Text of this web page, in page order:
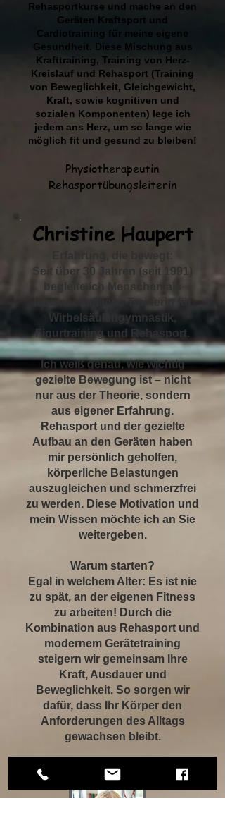
Rehasportkurse und mache an den
Geräten Kraftsport und
Cardiotraining für meine eigene
Gesundheit. Diese Mischung aus
Krafttraining, Training von Herz-
Kreislauf und Rehasport (Training
von Beweglichkeit, Gleichgewicht,
Kraft, sowie kognitiven und
sozialen Komponenten) lege ich
jedem ans Herz, um so lange wie
möglich fit und gesund zu bleiben!
Physiotherapeutin
Rehasportübungsleiterin
Christine Haupert
Erfahrung, die bewegt:
Seit über 30 Jahren (seit 1991)
begleite ich Menschen als
leidenschaftliche Trainerin für
Wirbelsäulengymnastik,
Figurtraining und Rehasport.
​Ich weiß genau, wie wichtig
gezielte Bewegung ist – nicht
nur aus der Theorie, sondern
aus eigener Erfahrung.
Rehasport und der gezielte
Aufbau an den Geräten haben
mir persönlich geholfen,
körperliche Belastungen
auszugleichen und schmerzfrei
zu werden. Diese Motivation und
mein Wissen möchte ich an Sie
weitergeben.
​Warum starten?
Egal in welchem Alter: Es ist nie
zu spät, an der eigenen Fitness
zu arbeiten! Durch die
Kombination aus Rehasport und
modernem Gerätetraining
steigern wir gemeinsam Ihre
Kraft, Ausdauer und
Beweglichkeit. So sorgen wir
dafür, dass Ihr Körper den
Anforderungen des Alltags
gewachsen bleibt.